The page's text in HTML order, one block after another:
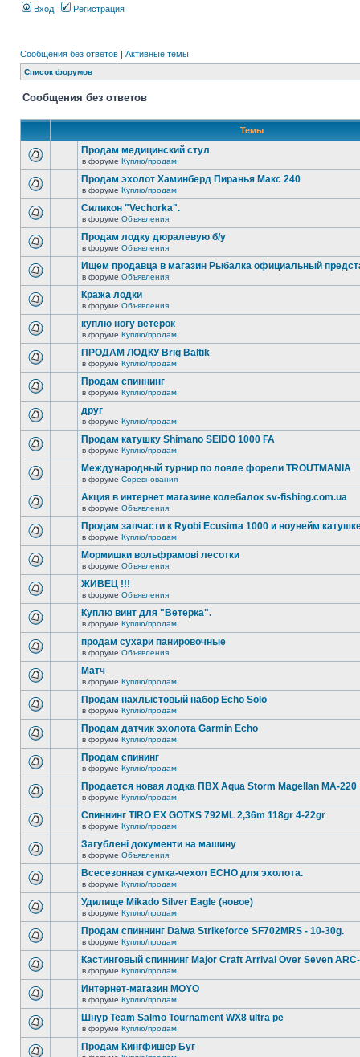
Вход Регистрация
Сообщения без ответов | Активные темы
Список форумов
Сообщения без ответов
Темы
Продам медицинский стул
в форуме Куплю/продам
Продам эхолот Хаминберд Пиранья Макс 240
в форуме Куплю/продам
Силикон "Vechorka".
в форуме Объявления
Продам лодку дюралевую б/у
в форуме Объявления
Ищем продавца в магазин Рыбалка официальный
в форуме Объявления
Кража лодки
в форуме Объявления
куплю ногу ветерок
в форуме Куплю/продам
ПРОДАМ ЛОДКУ Brig Baltik
в форуме Куплю/продам
Продам спиннинг
в форуме Куплю/продам
друг
в форуме Куплю/продам
Продам катушку Shimano SEIDO 1000 FA
в форуме Куплю/продам
Международный турнир по ловле форели TROUTMANIA
в форуме Соревнования
Акция в интернет магазине колебалок sv-fishing.com.ua
в форуме Объявления
Продам запчасти к Ryobi Ecusima 1000 и ноунейм
в форуме Куплю/продам
Мормишки вольфрамові лесотки
в форуме Объявления
ЖИВЕЦ !!!
в форуме Объявления
Куплю винт для "Ветерка".
в форуме Куплю/продам
продам сухари панировочные
в форуме Объявления
Матч
в форуме Куплю/продам
Продам нахлыстовый набор Echo Solo
в форуме Куплю/продам
Продам датчик эхолота Garmin Echo
в форуме Куплю/продам
Продам спининг
в форуме Куплю/продам
Продается новая лодка ПВХ Aqua Storm Magellan MA-220
в форуме Куплю/продам
Спиннинг TIRO EX GOTXS 792ML 2,36m 118gr 4-22gr
в форуме Куплю/продам
Загублені документи на машину
в форуме Объявления
Всесезонная сумка-чехол ECHO для эхолота.
в форуме Куплю/продам
Удилище Mikado Silver Eagle (новое)
в форуме Куплю/продам
Продам спиннинг Daiwa Strikeforce SF702MRS - 10-30g.
в форуме Куплю/продам
Кастинговый спиннинг Major Craft Arrival Over Seven
в форуме Куплю/продам
Интернет-магазин MOYO
в форуме Куплю/продам
Шнур Team Salmo Tournament WX8 ultra pe
в форуме Куплю/продам
Продам Кингфишер Буг